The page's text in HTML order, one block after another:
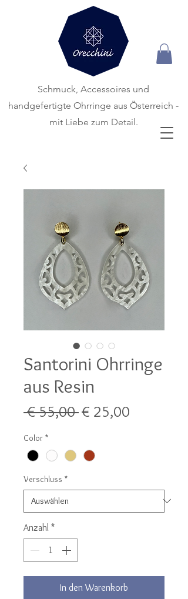
Schmuck, Accessoires und
handgefertigte Ohrringe aus Österreich -
mit Liebe zum Detail.
Santorini Ohrringe
aus Resin
€ 55,00 Standardpreis
€ 25,00
Color *
Verschluss *
Anzahl *
In den Warenkorb